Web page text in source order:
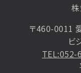
〒460-0011
ビ
TEL:052-